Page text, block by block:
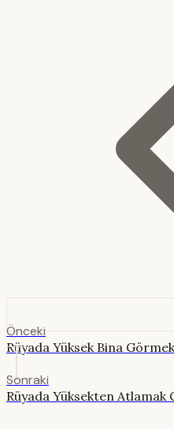
Önceki
Rüyada Yüksek Bina Görmek
Sonraki
Rüyada Yüksekten Atlamak